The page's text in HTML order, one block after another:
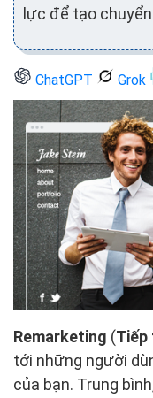
lực để tạo
ChatGPT Grok
Remarketing (Tiếp
tới những người
của bạn. Trung